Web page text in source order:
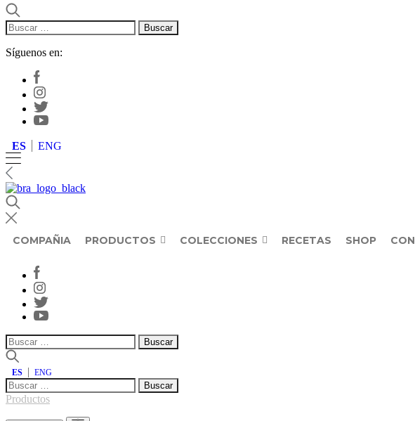
Buscar:
Síguenos en:
ES ENG
COMPAÑIA PRODUCTOS COLECCIONES RECETAS SHOP
Buscar:
ES ENG
Buscar:
Productos